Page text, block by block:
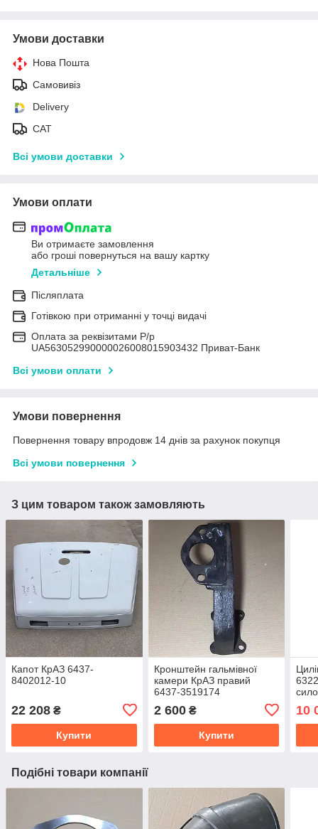
Умови доставки
Нова Пошта
Самовивіз
Delivery
САТ
Всі умови доставки
Умови оплати
Ви отримаєте замовлення
або гроші повернуться на вашу картку
Детальніше
Післяплата
Готівкою при отриманні у точці видачі
Оплата за реквізитами Р/р
UA563052990000026008015903432 Приват-Банк
Всі умови оплати
Умови повернення
Повернення товару впродовж 14 днів за рахунок покупця
Всі умови повернення
З цим товаром також замовляють
Капот КрАЗ 6437-
8402012-10
22 208 ₴
Купити
Кронштейн гальмівної
камери КрАЗ правий
6437-3519174
2 600₴
Купити
10
Подібні товари компанії